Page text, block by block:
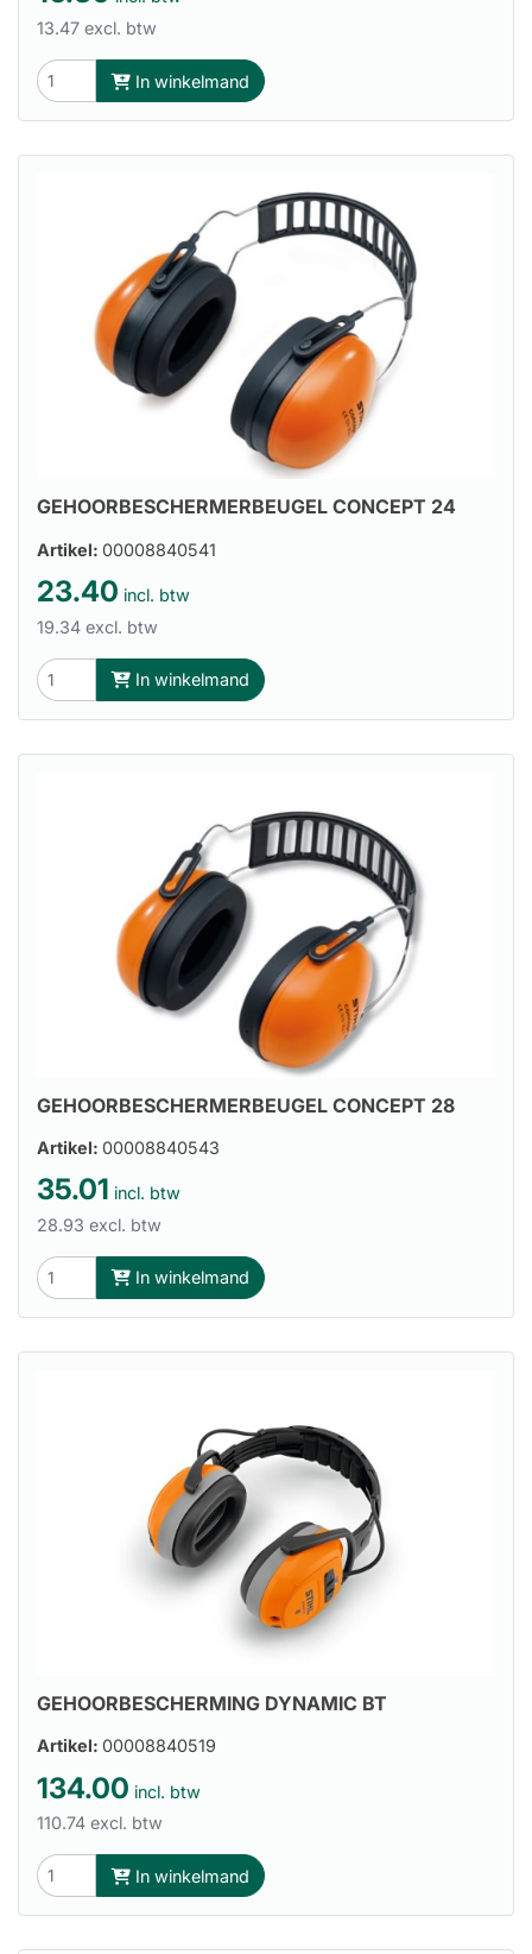
13.47 excl. btw
In winkelmand
GEHOORBESCHERMERBEUGEL CONCEPT 24
Artikel: 00008840541
23.40 incl. btw
19.34 excl. btw
In winkelmand
GEHOORBESCHERMERBEUGEL CONCEPT 28
Artikel: 00008840543
35.01 incl. btw
28.93 excl. btw
In winkelmand
GEHOORBESCHERMING DYNAMIC BT
Artikel: 00008840519
134.00 incl. btw
110.74 excl. btw
In winkelmand